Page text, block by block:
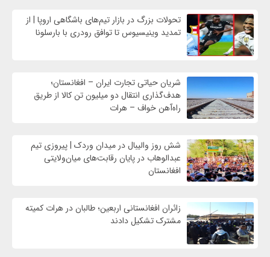
تحولات بزرگ در بازار تیم‌های باشگاهی اروپا | از
تمدید وینیسیوس تا توافق رودری با بارسلونا
شریان حیاتی تجارت ایران – افغانستان؛
هدف‌گذاری انتقال دو میلیون تن کالا از طریق
راه‌آهن خواف – هرات
شش روز والیبال در میدان وردک | پیروزی تیم
عبدالوهاب در پایان رقابت‌های میان‌ولایتی
افغانستان
زائران افغانستانی اربعین؛ طالبان در هرات کمیته
مشترک تشکیل دادند